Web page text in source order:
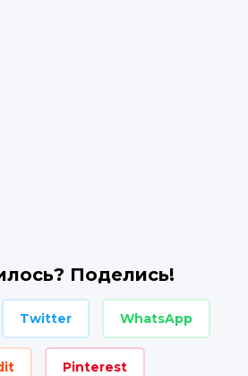
Поделись!
Twitter WhatsApp
Pinterest